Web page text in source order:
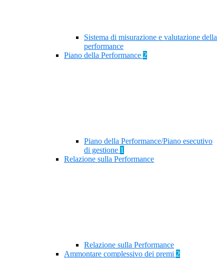
Sistema di misurazione e valutazione della
performance
Piano della Performance 2
Piano della Performance/Piano esecutivo
di gestione 1
Relazione sulla Performance
Relazione sulla Performance
Ammontare complessivo dei premi 2